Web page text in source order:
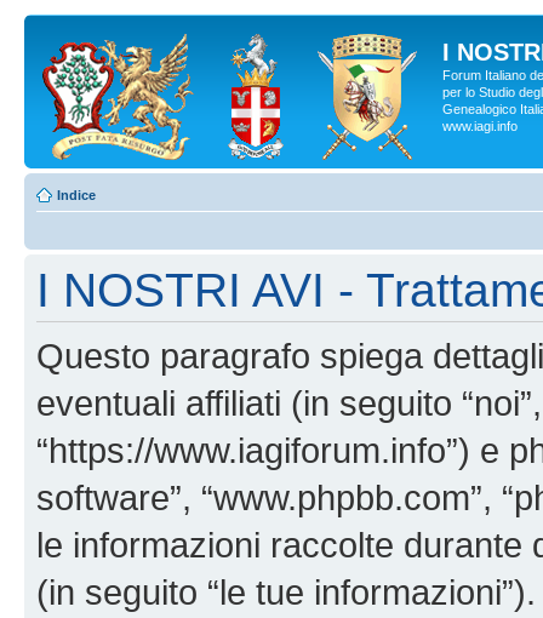
I
Forum Italiano
per lo Studio
Genealogico
www.iagi.info
Indice
I NOSTRI AVI -
Questo paragrafo spiega
eventuali affiliati (in seguito
“https://www.iagiforum.info”) e
software”, “www.phpbb.com”,
le informazioni raccolte durante
(in seguito “le tue informazioni”).